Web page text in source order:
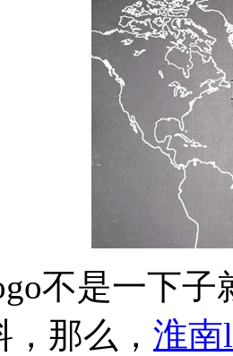
不是一下
那么， 淮南